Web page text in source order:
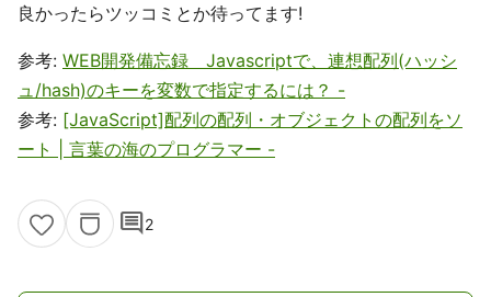
良かったらツッコミとか待ってます!
参考: WEB開発備忘録 Javascriptで、連想配列(ハッシ
ュ/hash)のキーを変数で指定するには？ -
参考: [JavaScript]配列の配列・オブジェクトの配列をソ
ート | 言葉の海のプログラマー -
comment2